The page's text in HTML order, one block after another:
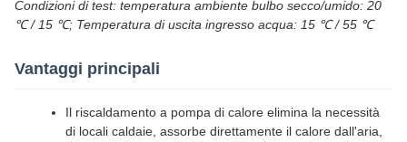
Condizioni di test: temperatura ambiente bulbo secco/umido: 20
℃ / 15 ℃; Temperatura di uscita ingresso acqua: 15 ℃ / 55 ℃
Vantaggi principali
Il riscaldamento a pompa di calore elimina la necessità
di locali caldaie, assorbe direttamente il calore dall'aria,